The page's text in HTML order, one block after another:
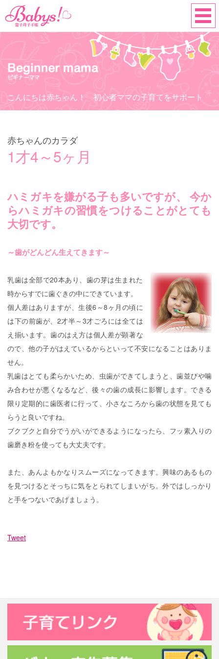
こんにちは赤ちゃん！ 初心者ママの子育てをサポート
赤ちゃんのカラダ
1才4～5ヶ月
ハミガキを嫌がる子も多いですが、
今か
らハミガキの習慣をつけることがとても
大切です。
～歯がどんどん生えてきます～
乳歯は全部で20本あり、歯の芽は生まれた
時からすでに歯ぐきの中にできています。
個人差はありますが、生後6～8ヶ月の頃に
は下の前歯が、2才半～3才ごろには全ては
え揃います。歯のはえ方は個人差が顕著な
ので、他の子がはえているからといって不安になることはありま
せん。
乳歯はとても柔らかいため、虫歯ができてしまうと、歯並びや噛
み合わせが悪くなるなど、後々の歯の成長に影響します。できる
限り定期的に歯医者に行って、小さなころから歯の状態を見ても
らうと良いですね。
ブクブクと自分でうがいができるようになったら、フッ素入りの
歯磨き粉を使っても大丈夫です。
また、あんよもかなりスムーズになってきます。興味のあるもの
を見つけるとそっちに気をとられてしまいがち。外ではしっかり
と手をつないであげましょう。
Tweet